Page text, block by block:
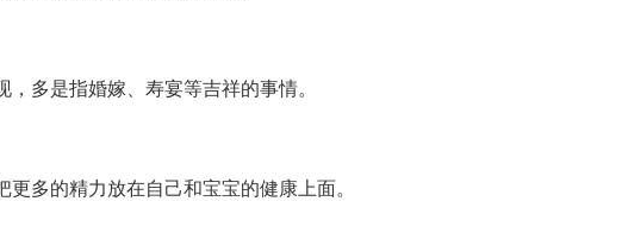
多是指婚嫁、寿宴等吉祥的事情。
多的精力放在自己和宝宝的健康上面。